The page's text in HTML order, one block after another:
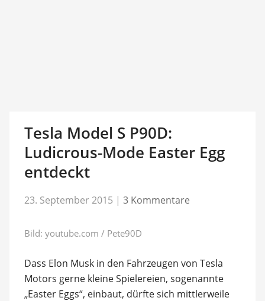
Tesla Model S P90D:
Ludicrous-Mode Easter Egg
entdeckt
23. September 2015 | 3 Kommentare
Bild: youtube.com / Pete90D
Dass Elon Musk in den Fahrzeugen von Tesla
Motors gerne kleine Spielereien, sogenannte
„Easter Eggs“, einbaut, dürfte sich mittlerweile